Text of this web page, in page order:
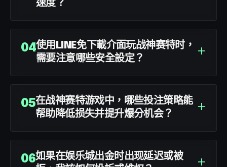
速度？
04使用LINE免下載介面玩战神赛特时，
需要注意哪些安全設定？
+
05在战神赛特游戏中，哪些投注策略能
帮助降低损失并提升爆分机会？
+
06如果在娱乐城出金时出现延迟或被
+